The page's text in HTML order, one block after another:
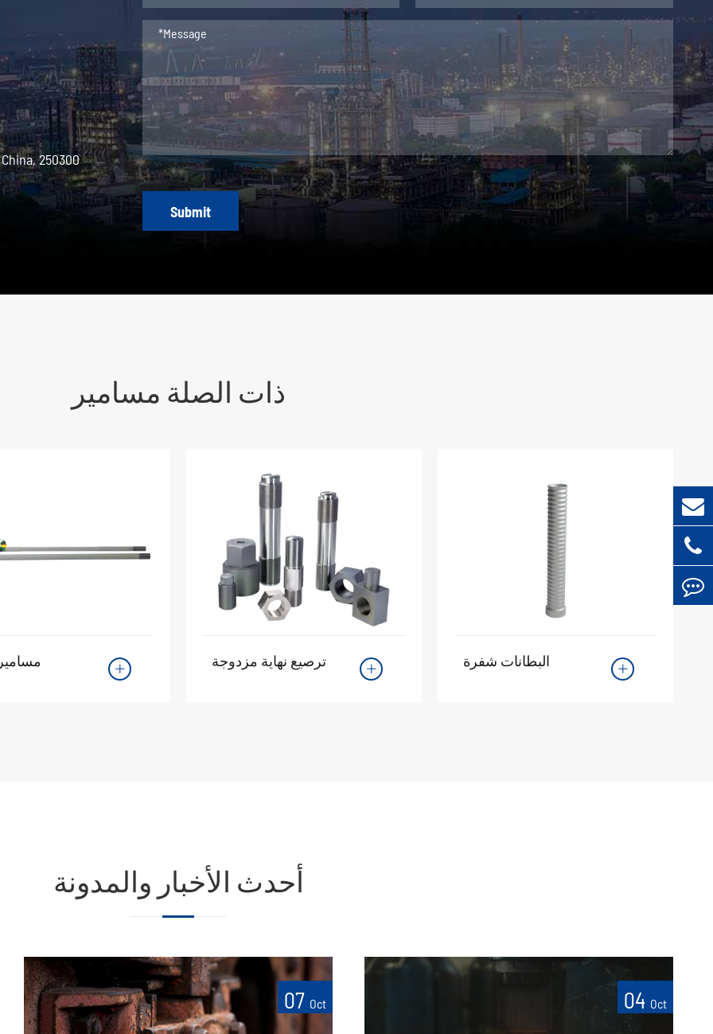
250300
Submit
ذات الصلة مسامير
 ترصيع نهاية مزدوجة  البطانات شفرة 
أحدث الأخبار والمدونة
07 Oct 04 Oct